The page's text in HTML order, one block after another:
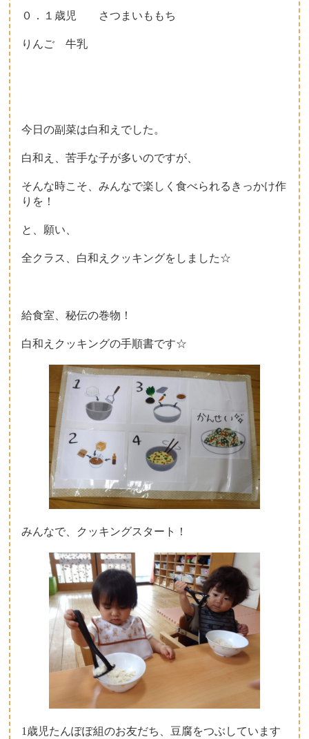
０．１歳児 さつまいももち
りんご 牛乳
今日の副菜は白和えでした。
白和え、苦手な子が多いのですが、
そんな時こそ、みんなで楽しく食べられるきっかけ作
りを！
と、願い、
全クラス、白和えクッキングをしました☆
給食室、秘伝の巻物！
白和えクッキングの手順書です☆
みんなで、クッキングスタート！
1歳児たんぽぽ組のお友だち、豆腐をつぶしています